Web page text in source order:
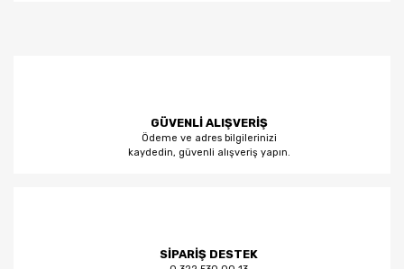
GÜVENLİ ALIŞVERİŞ
Ödeme ve adres bilgilerinizi
kaydedin, güvenli alışveriş yapın.
SİPARİŞ DESTEK